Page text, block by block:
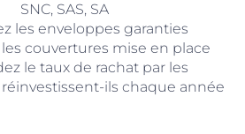
SNC, SAS, SA
les enveloppes garanties
couvertures mise en place
le taux de rachat par les
réinvestissent-ils chaque année